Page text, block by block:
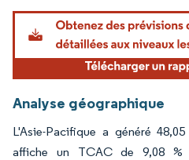
Analyse géographique
L'Asie-Pacifique a généré
affiche un TCAC de 9,08 %